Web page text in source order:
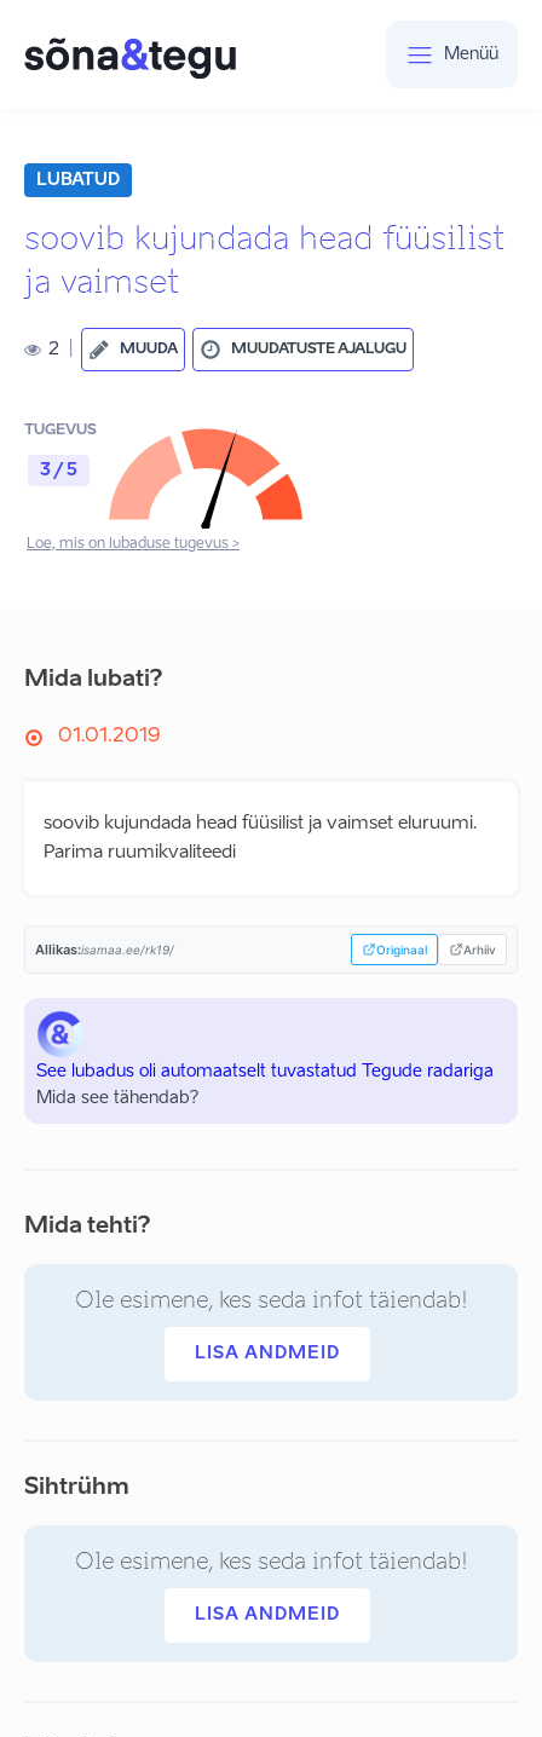
Menüü
LUBATUD
soovib kujundada head füüsilist
ja vaimset
2 MUUDA MUUDATUSTE AJALUGU
TUGEVUS
3 / 5
Loe, mis on lubaduse tugevus >
Mida lubati?
01.01.2019
soovib kujundada head füüsilist ja vaimset eluruumi.
Parima ruumikvaliteedi
Allikas:isamaa.ee/rk19/ Originaal Arhiiv
See lubadus oli automaatselt tuvastatud Tegude radariga
Mida see tähendab?
Mida tehti?
Ole esimene, kes seda infot täiendab!
LISA ANDMEID
Sihtrühm
Ole esimene, kes seda infot täiendab!
LISA ANDMEID